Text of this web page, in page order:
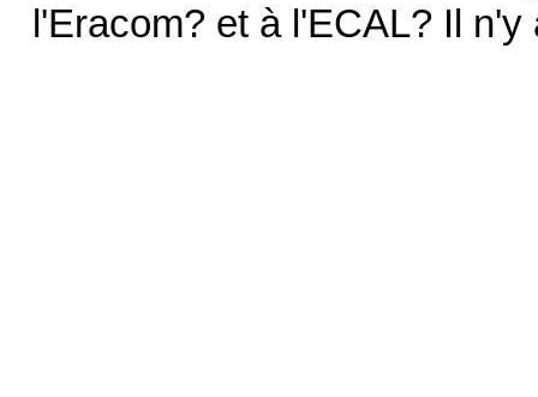
l'Eracom? et à l'ECAL? Il